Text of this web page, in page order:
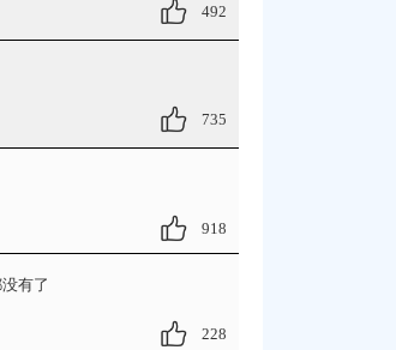
492
735
918
有了
228